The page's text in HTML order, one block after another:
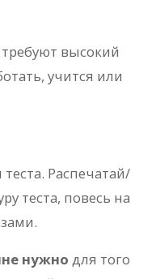
высокий
учится или
Распечатай/
теста, повесь на
нужно для того